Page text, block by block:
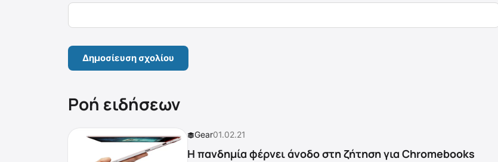
Ροή ειδήσεων
Gear01.02.21
H πανδημία φέρνει άνοδο στη ζήτηση για Chromebooks